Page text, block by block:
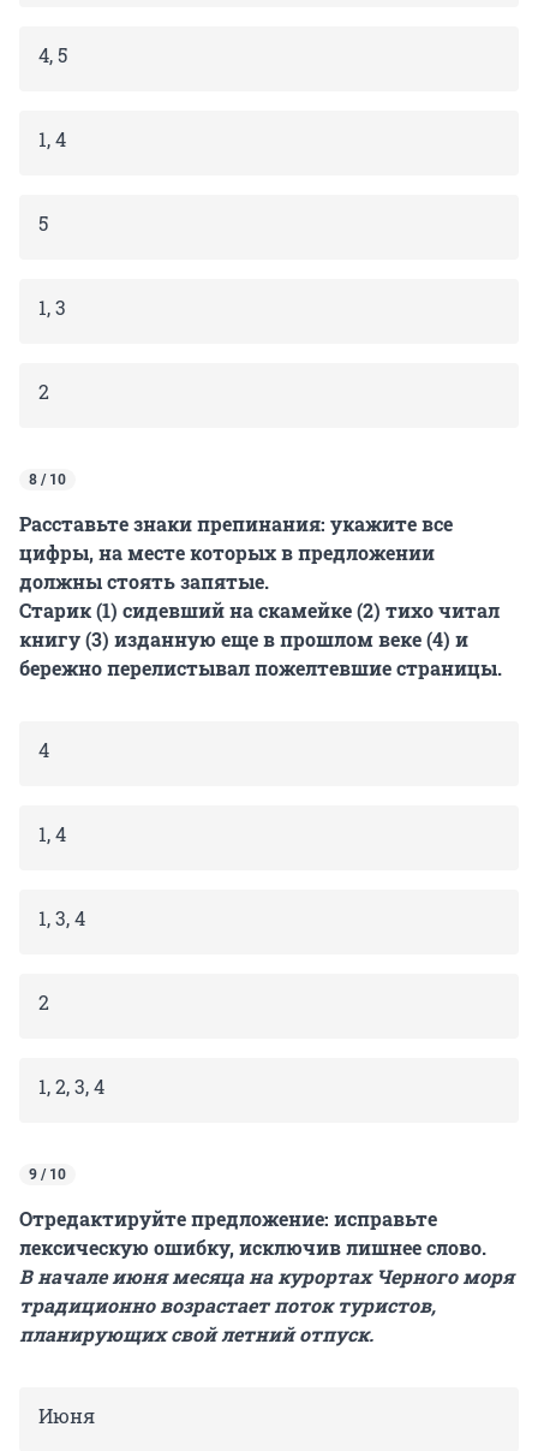
4, 5
1, 4
5
1, 3
2
8 / 10
Расставьте знаки препинания: укажите все
цифры, на месте которых в предложении
должны стоять запятые.
Старик (1) сидевший на скамейке (2) тихо читал
книгу (3) изданную еще в прошлом веке (4) и
бережно перелистывал пожелтевшие страницы.
4
1, 4
1, 3, 4
2
1, 2, 3, 4
9 / 10
Отредактируйте предложение: исправьте
лексическую ошибку, исключив лишнее слово.
В начале июня месяца на курортах Черного моря
традиционно возрастает поток туристов,
планирующих свой летний отпуск.
Июня